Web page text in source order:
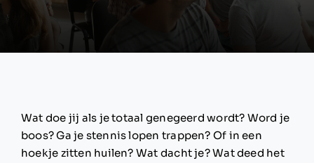
Wat doe jij als je totaal genegeerd wordt? Word je
boos? Ga je stennis lopen trappen? Of in een
hoekje zitten huilen? Wat dacht je? Wat deed het